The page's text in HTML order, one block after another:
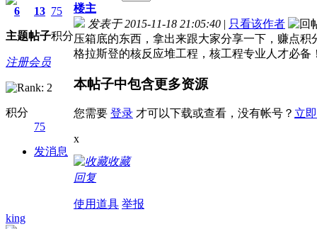
6
主题
13
帖子
75
积分
注册会员
积分
75
发消息
楼主
发表于 2015-11-18 21:05:40 | 只看该作者
压箱底的东西，拿出来跟大家分享一下，赚点积
格拉斯登的核反应堆工程，核工程专业人才必备
本帖子中包含更多资源
您需要 登录 才可以下载或查看，没有帐号？ 立
x
收藏
回复
使用道具 举报
king